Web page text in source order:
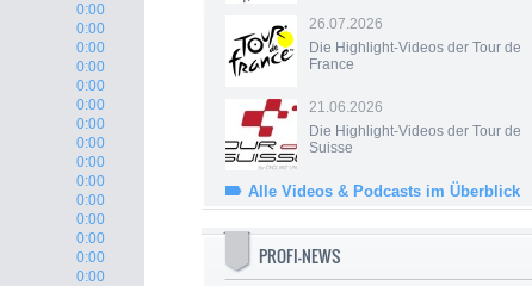
0:00
0:00
0:00
0:00
0:00
0:00
0:00
0:00
0:00
0:00
0:00
0:00
0:00
0:00
0:00
26.07.2026
Die Highlight-Videos der Tour de
France
21.06.2026
Die Highlight-Videos der Tour de
Suisse
Alle Videos & Podcasts im Überblick
PROFI-NEWS